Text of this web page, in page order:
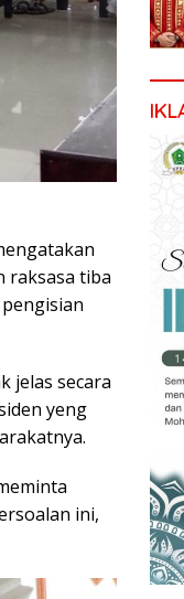
raksasa tiba
jelas secara
yeng
ini,